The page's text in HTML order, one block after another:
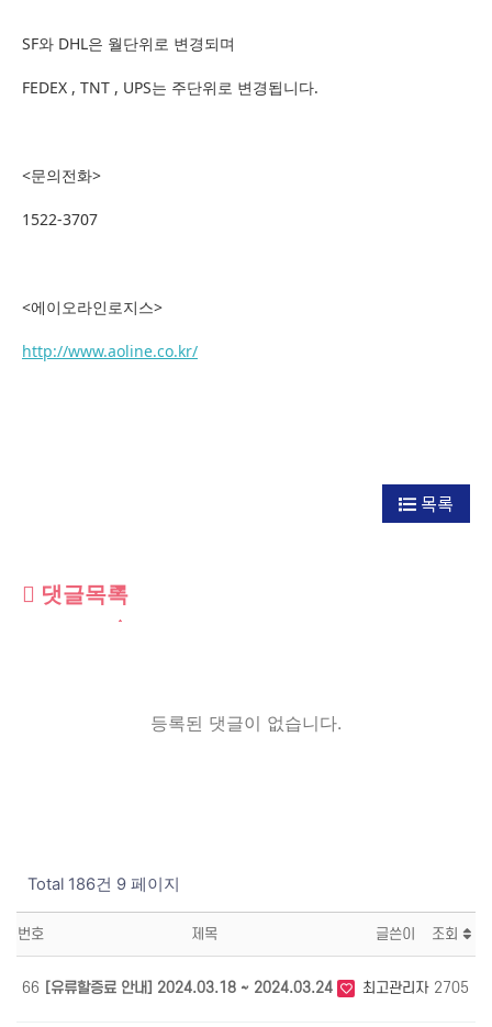
SF와 DHL은 월단위로 변경되며
FEDEX , TNT , UPS는 주단위로 변경됩니다.
<문의전화>
1522-3707
<에이오라인로지스>
http://www.aoline.co.kr/
목록
댓글목록
등록된 댓글이 없습니다.
Total 186건 9 페이지
번호 제목 글쓴이 조회
66 [유류할증료 안내] 2024.03.18 ~ 2024.03.24 최고관리자 2705